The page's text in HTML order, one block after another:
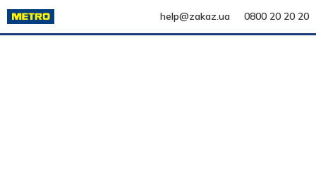
help@zakaz.ua 0800 20 20 20